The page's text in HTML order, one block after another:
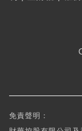
免責聲明：